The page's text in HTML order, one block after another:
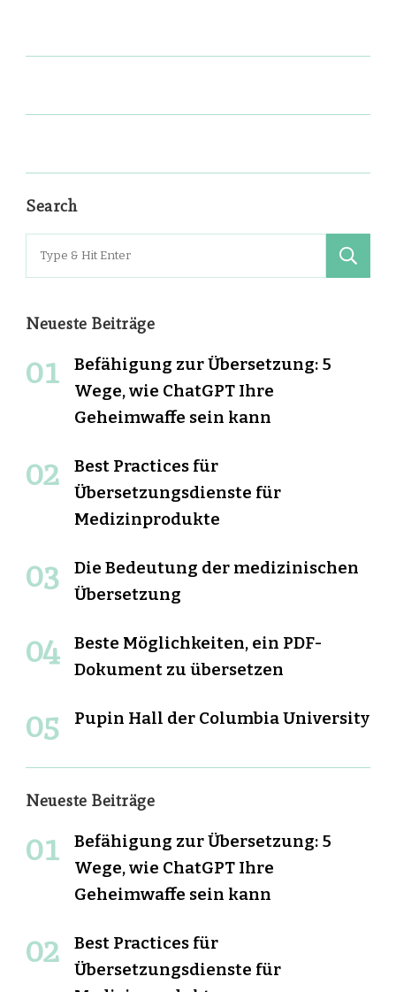
Search
for:
Neueste Beiträge
Befähigung zur Übersetzung: 5
Wege, wie ChatGPT Ihre
Geheimwaffe sein kann
Best Practices für
Übersetzungsdienste für
Medizinprodukte
Die Bedeutung der medizinischen
Übersetzung
Beste Möglichkeiten, ein PDF-
Dokument zu übersetzen
Pupin Hall der Columbia University
Neueste Beiträge
Befähigung zur Übersetzung: 5
Wege, wie ChatGPT Ihre
Geheimwaffe sein kann
Best Practices für
Übersetzungsdienste für